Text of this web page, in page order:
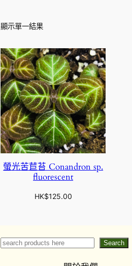
顯示單一結果
螢光苦苣苔 Conandron sp.
fluorescent
HK$125.00
Search Search